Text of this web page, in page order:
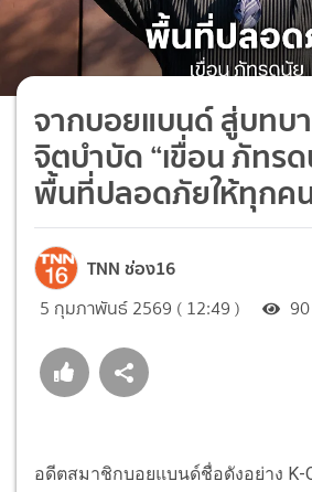
จากบอยแบนด์ สู่บทบ
จิตบำบัด “เขื่อน ภัทรด
พื้นที่ปลอดภัยให้ทุกค
TNN ช่อง16
5 กุมภาพันธ์ 2569 ( 12:49 ) 90
อดีตสมาชิกบอยแบนด์ชื่อดังอย่าง K-